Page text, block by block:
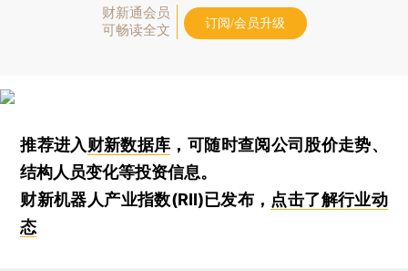
财新通会员
可畅读全文
订阅/会员升级
推荐进入财新数据库 ，可随时查阅公司股价走势、
结构人员变化等投资信息。
财新机器人产业指数(RII)已发布， 点击了解行业动
态